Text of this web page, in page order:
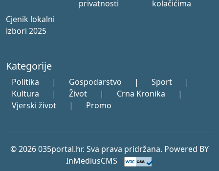
privatnosti
kolačićima
Cjenik lokalni
izbori 2025
Kategorije
Politika | Gospodarstvo | Sport
|
Kultura
| Život | Crna Kronika
|
Vjerski život
| Promo
© 2026 035portal.hr. Sva prava pridržana. Powered BY
InMediusCMS